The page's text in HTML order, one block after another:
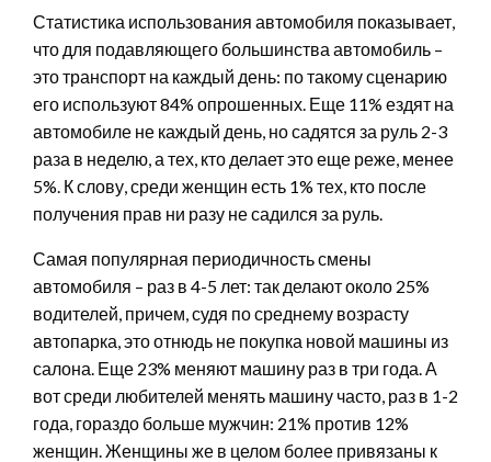
Статистика использования автомобиля показывает,
что для подавляющего большинства автомобиль –
это транспорт на каждый день: по такому сценарию
его используют 84% опрошенных. Еще 11% ездят на
автомобиле не каждый день, но садятся за руль 2-3
раза в неделю, а тех, кто делает это еще реже, менее
5%. К слову, среди женщин есть 1% тех, кто после
получения прав ни разу не садился за руль.
Самая популярная периодичность смены
автомобиля – раз в 4-5 лет: так делают около 25%
водителей, причем, судя по среднему возрасту
автопарка, это отнюдь не покупка новой машины из
салона. Еще 23% меняют машину раз в три года. А
вот среди любителей менять машину часто, раз в 1-2
года, гораздо больше мужчин: 21% против 12%
женщин. Женщины же в целом более привязаны к